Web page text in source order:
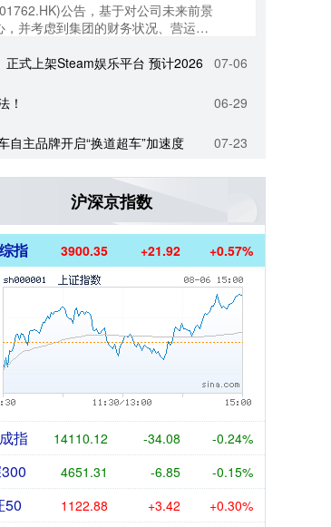
公告，基于对公司未来前景
并考虑到集团的财务状况、营运表
式上架Steam娱乐平台 预计2026
07-06
！ 06-29
自主品牌开启“换道超车”加速度 07-23
沪深京指数
指 3900.35 +21.92 +0.57%
指 14110.12 -34.08 -0.24%
4651.31 -6.85 -0.15%
50 1122.88 +3.42 +0.30%